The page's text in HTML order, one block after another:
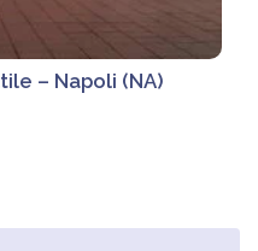
– Napoli (NA)